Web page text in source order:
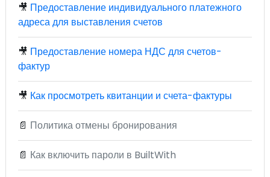
🎥 Предоставление индивидуального платежного
адреса для выставления счетов
🎥 Предоставление номера НДС для счетов-
фактур
🎥 Как просмотреть квитанции и счета-фактуры
📄 Политика отмены бронирования
📄 Как включить пароли в BuiltWith